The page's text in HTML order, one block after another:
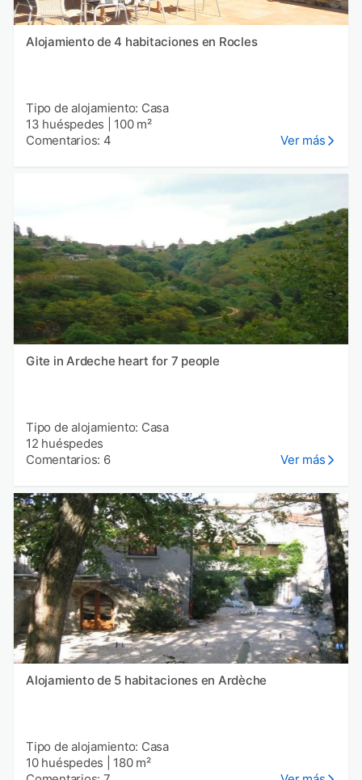
Alojamiento de 4 habitaciones en Rocles
Tipo de alojamiento: Casa
13 huéspedes
100 m²
Comentarios: 4
Ver más
Gite in Ardeche heart for 7 people
Tipo de alojamiento: Casa
12 huéspedes
Comentarios: 6
Ver más
Alojamiento de 5 habitaciones en Ardèche
Tipo de alojamiento: Casa
10 huéspedes
180 m²